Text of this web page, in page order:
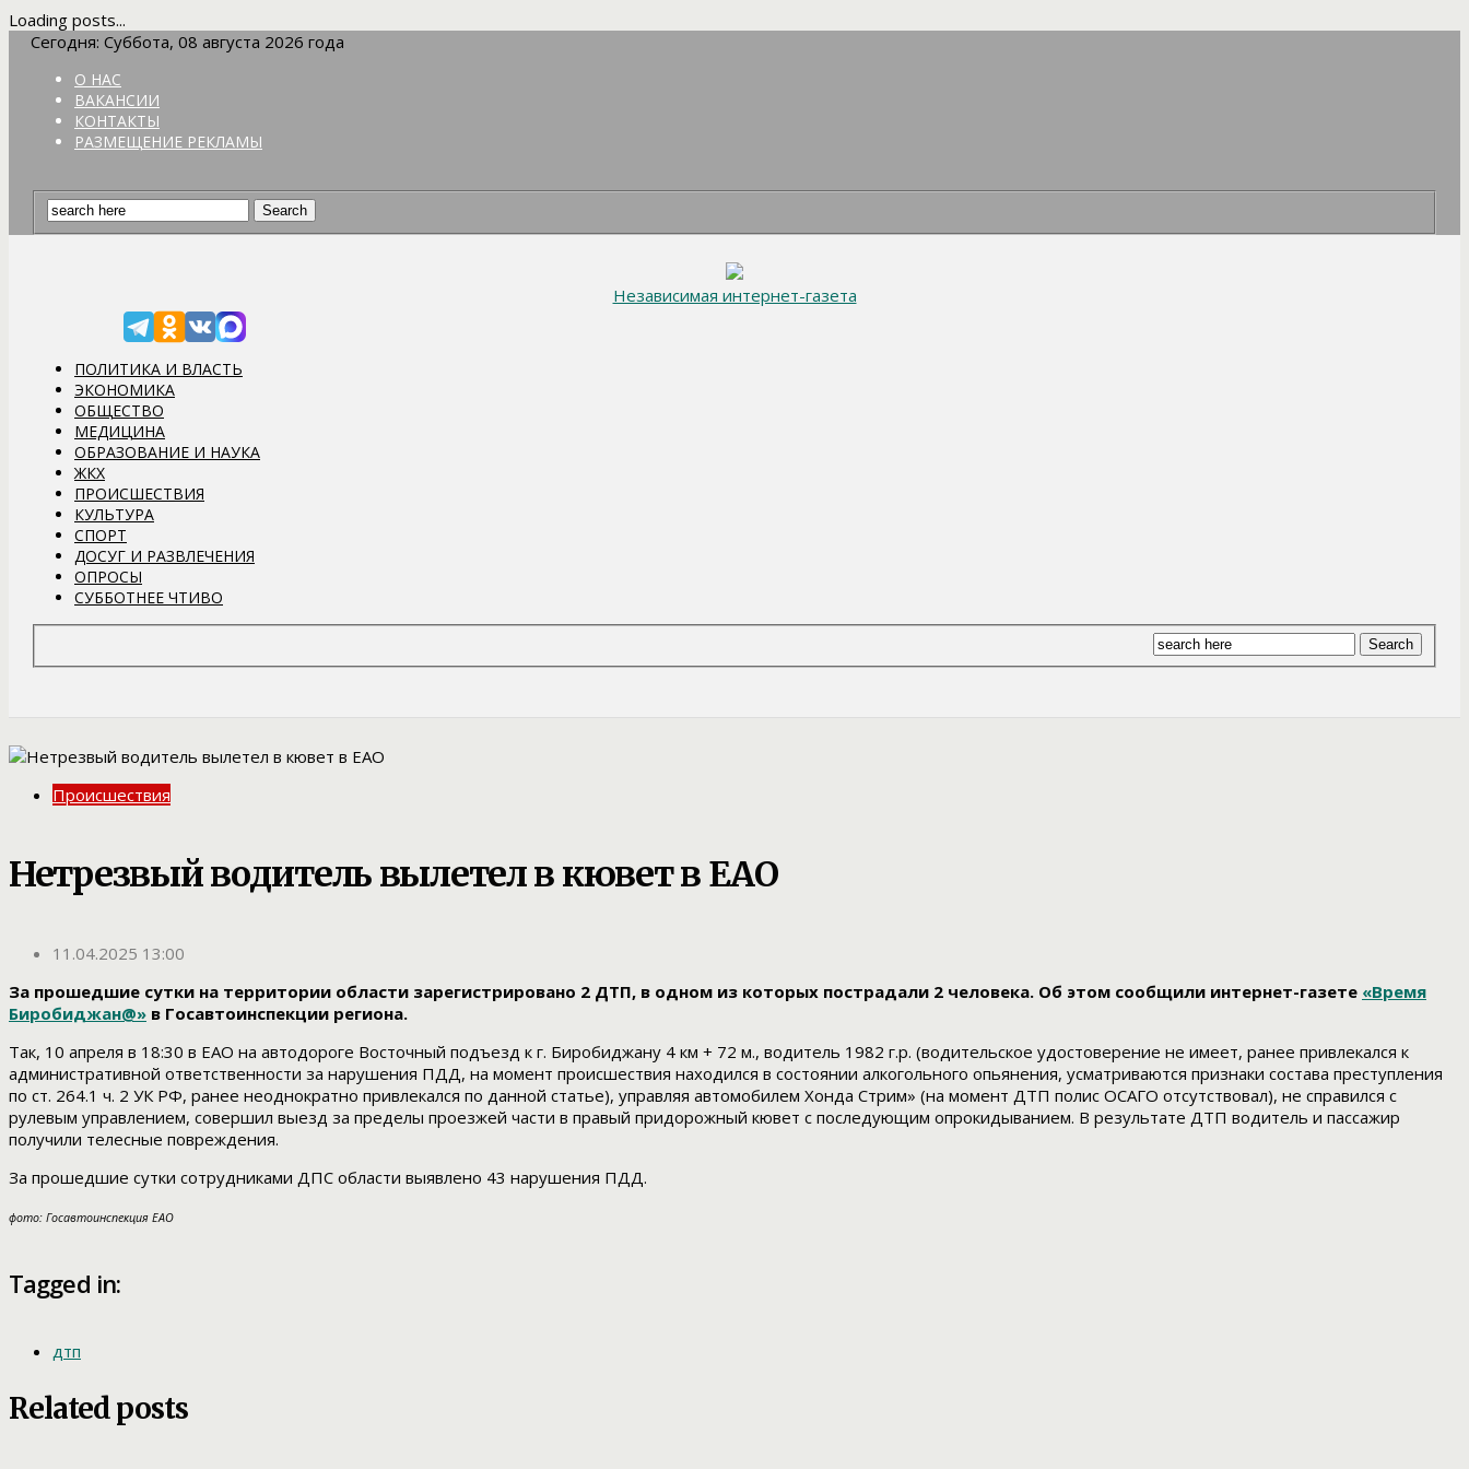
Loading posts...
Сегодня: Суббота, 08 августа 2026 года
О НАС
ВАКАНСИИ
КОНТАКТЫ
РАЗМЕЩЕНИЕ РЕКЛАМЫ
Независимая интернет-газета
ПОЛИТИКА И ВЛАСТЬ
ЭКОНОМИКА
ОБЩЕСТВО
МЕДИЦИНА
ОБРАЗОВАНИЕ И НАУКА
ЖКХ
ПРОИСШЕСТВИЯ
КУЛЬТУРА
СПОРТ
ДОСУГ И РАЗВЛЕЧЕНИЯ
ОПРОСЫ
СУББОТНЕЕ ЧТИВО
Происшествия
Нетрезвый водитель вылетел в кювет в ЕАО
11.04.2025 13:00
За прошедшие сутки на территории области зарегистрировано 2 ДТП, в одном из которых пострадали 2 человека. Об этом сообщили интернет-газете «Время
Биробиджан@» в Госавтоинспекции региона.
Так, 10 апреля в 18:30 в ЕАО на автодороге Восточный подъезд к г. Биробиджану 4 км + 72 м., водитель 1982 г.р. (водительское удостоверение не имеет, ранее привлекался к
административной ответственности за нарушения ПДД, на момент происшествия находился в состоянии алкогольного опьянения, усматриваются признаки состава преступления
по ст. 264.1 ч. 2 УК РФ, ранее неоднократно привлекался по данной статье), управляя автомобилем Хонда Стрим» (на момент ДТП полис ОСАГО отсутствовал), не справился с
рулевым управлением, совершил выезд за пределы проезжей части в правый придорожный кювет с последующим опрокидыванием. В результате ДТП водитель и пассажир
получили телесные повреждения.
За прошедшие сутки сотрудниками ДПС области выявлено 43 нарушения ПДД.
фото: Госавтоинспекция ЕАО
Tagged in:
дтп
Related posts